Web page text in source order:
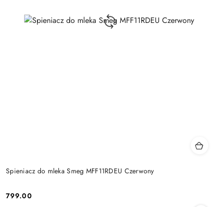
Spieniacz do mleka Smeg MFF11RDEU Czerwony
Cena:
799.00